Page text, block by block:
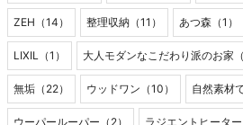
ZEH（14） 整理収納（11） あつ森（1）
LIXIL（1） 大人モダンなこだわり派のお家（
無垢（22） ウッドワン（10） 自然素材
ウーパールーパー（2） ラジエントヒーター